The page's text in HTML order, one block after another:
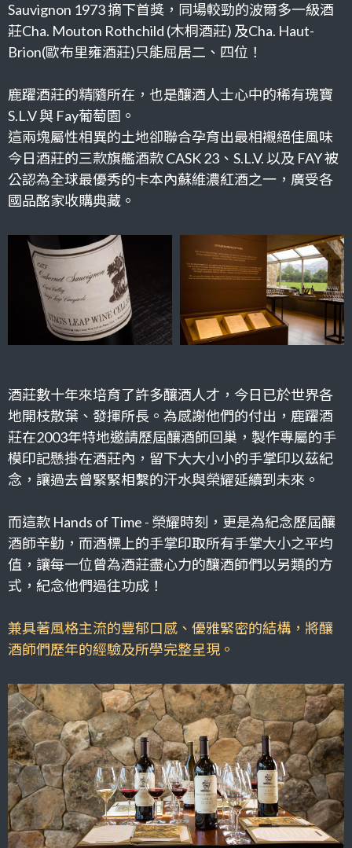
Sauvignon 1973 摘下首獎，同場較勁的波爾多一級酒
莊Cha. Mouton Rothchild (木桐酒莊) 及Cha. Haut-
Brion(歐布里雍酒莊)只能屈居二、四位！
鹿躍酒莊的精隨所在，也是釀酒人士心中的稀有瑰寶
S.L.V 與 Fay葡萄園。
這兩塊屬性相異的土地卻聯合孕育出最相襯絕佳風味
今日酒莊的三款旗艦酒款 CASK 23、S.L.V. 以及 FAY 被
公認為全球最優秀的卡本內蘇維濃紅酒之一，廣受各
國品酩家收購典藏。
酒莊數十年來培育了許多釀酒人才，今日已於世界各
地開枝散葉、發揮所長。為感謝他們的付出，鹿躍酒
莊在2003年特地邀請歷屆釀酒師回巢，製作專屬的手
模印記懸掛在酒莊內，留下大大小小的手掌印以茲紀
念，讓過去曾緊緊相繫的汗水與榮耀延續到未來。
而這款 Hands of Time - 榮耀時刻，更是為紀念歷屆釀
酒師辛勤，而酒標上的手掌印取所有手掌大小之平均
值，讓每一位曾為酒莊盡心力的釀酒師們以另類的方
式，紀念他們過往功成！
兼具著風格主流的豐郁口感、優雅緊密的結構，將釀
酒師們歷年的經驗及所學完整呈現。